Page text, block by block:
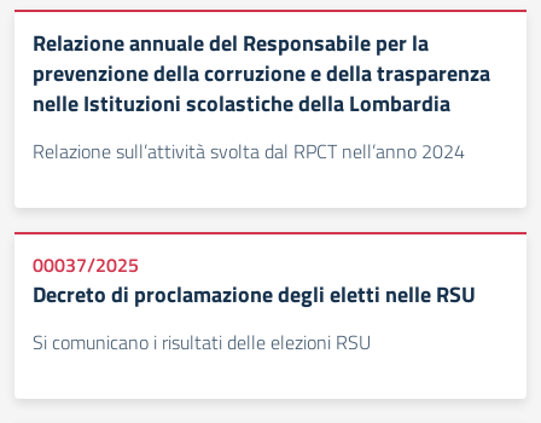
Relazione annuale del Responsabile per la
prevenzione della corruzione e della trasparenza
nelle Istituzioni scolastiche della Lombardia
Relazione sull’attività svolta dal RPCT nell’anno 2024
00037/2025
Decreto di proclamazione degli eletti nelle RSU
Si comunicano i risultati delle elezioni RSU